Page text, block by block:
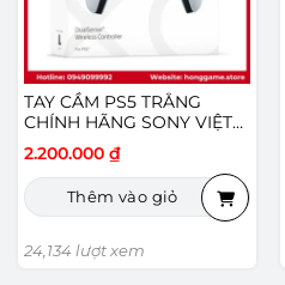
TAY CẦM PS5 TRẮNG
CHÍNH HÃNG SONY VIỆT
NAM – HÀNG MỚI
2.200.000 ₫
Thêm vào giỏ
24,134 lượt xem